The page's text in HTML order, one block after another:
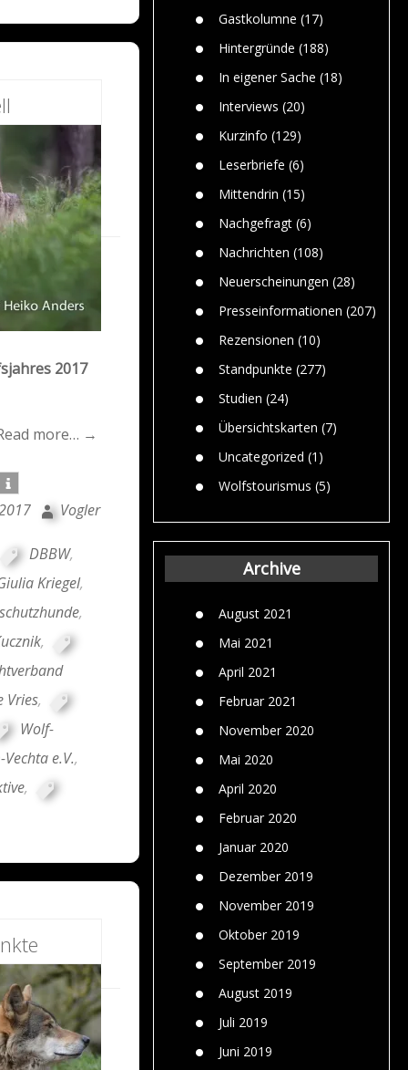
Jim
Warum
Gastkolumne (17)
Hintergründe (188)
In eigener Sache (18)
Interviews (20)
Kurzinfo (129)
Leserbriefe (6)
Mittendrin (15)
Nachgefragt (6)
Nachrichten (108)
Neuerscheinungen (28)
Presseinformationen (207)
Rezensionen (10)
Standpunkte (277)
Studien (24)
Übersichtskarten (7)
Uncategorized (1)
Wolfstourismus (5)
Archive
August 2021
Mai 2021
April 2021
Februar 2021
November 2020
Mai 2020
April 2020
Februar 2020
Januar 2020
Dezember 2019
November 2019
Oktober 2019
September 2019
August 2019
Juli 2019
Juni 2019
2017
more… →
Vogler
DBBW,
Kriegel,
,
,
Vries,
Wolf-
e.V.,
,